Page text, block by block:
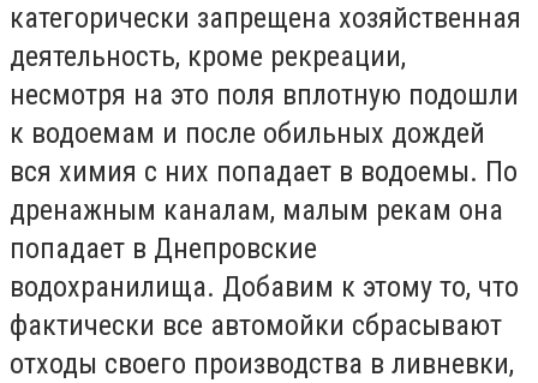
категорически запрещена хозяйственная
деятельность, кроме рекреации,
несмотря на это поля вплотную подошли
к водоемам и после обильных дождей
вся химия с них попадает в водоемы. По
дренажным каналам, малым рекам она
попадает в Днепровские
водохранилища. Добавим к этому то, что
фактически все автомойки сбрасывают
отходы своего производства в ливневки,